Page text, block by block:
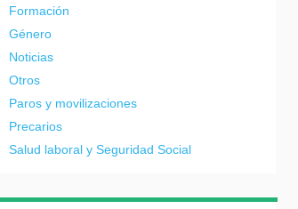
Formación
Género
Noticias
Otros
Paros y movilizaciones
Precarios
Salud laboral y Seguridad Social